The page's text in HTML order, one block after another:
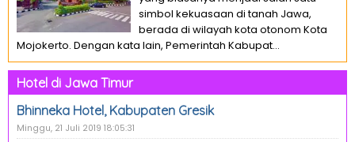
simbol kekuasaan di tanah Jawa,
berada di wilayah kota otonom Kota
Mojokerto. Dengan kata lain, Pemerintah Kabupat...
Hotel di Jawa Timur
Bhinneka Hotel, Kabupaten Gresik
Minggu, 21 Juli 2019 18:05:31